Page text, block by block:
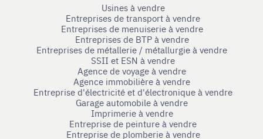
Usines à vendre
Entreprises de transport à vendre
Entreprises de menuiserie à vendre
Entreprises de BTP à vendre
Entreprises de métallerie / métallurgie à vendre
SSII et ESN à vendre
Agence de voyage à vendre
Agence immobilière à vendre
Entreprise d'électricité et d'électronique à vendre
Garage automobile à vendre
Imprimerie à vendre
Entreprise de peinture à vendre
Entreprise de plomberie à vendre